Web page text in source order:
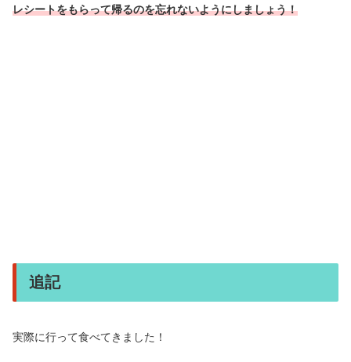
レシートをもらって帰るのを忘れないようにしましょう！
追記
実際に行って食べてきました！